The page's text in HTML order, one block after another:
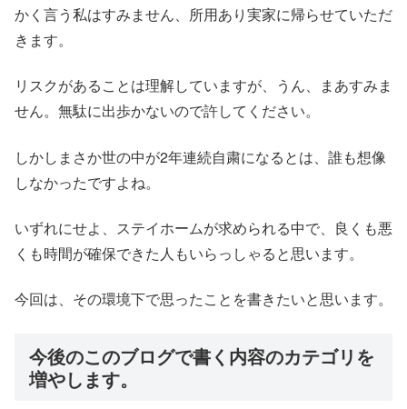
かく言う私はすみません、所用あり実家に帰らせていただ
きます。
リスクがあることは理解していますが、うん、まあすみま
せん。無駄に出歩かないので許してください。
しかしまさか世の中が2年連続自粛になるとは、誰も想像
しなかったですよね。
いずれにせよ、ステイホームが求められる中で、良くも悪
くも時間が確保できた人もいらっしゃると思います。
今回は、その環境下で思ったことを書きたいと思います。
今後のこのブログで書く内容のカテゴリを
増やします。